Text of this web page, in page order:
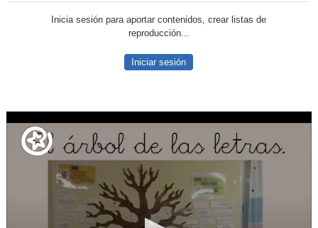
Inicia sesión para aportar contenidos, crear listas de
reproducción...
Iniciar sesión